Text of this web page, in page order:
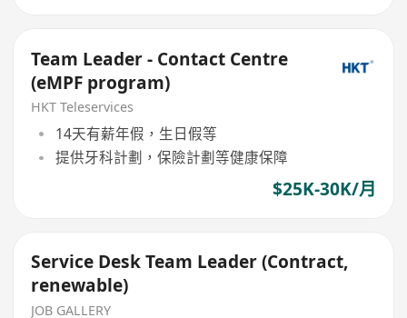
Team Leader - Contact Centre
(eMPF program)
HKT Teleservices
14天有薪年假，生日假等
提供牙科計劃，保險計劃等健康保障
$25K-30K/月
Service Desk Team Leader (Contract,
renewable)
JOB GALLERY